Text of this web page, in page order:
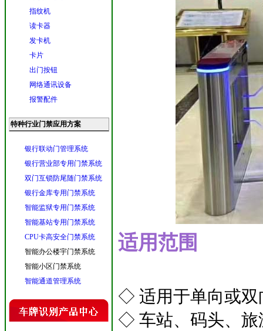
指纹机
读卡器
发卡机
卡片
出门按钮
网络通讯设备
报警配件
特种行业门禁应用方案
银行联动门管理系统
银行营业部专用门禁系统
双门互锁防尾随门禁系统
银行金库专用门禁系统
智能监狱专用门禁系统
智能基站专用门禁系统
CPU卡高安全门禁系统
智能办公楼宇门禁系统
智能小区门禁系统
智能通道管理系统
适用范围
◇ 适用于单向或双
◇ 车站、码头、旅